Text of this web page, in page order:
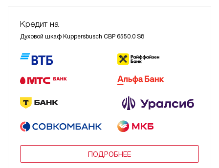
Кредит на
Духовой шкаф Kuppersbusch CBP 6550.0 S8
ПОДРОБНЕЕ